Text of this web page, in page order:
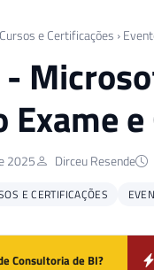
e Certificações ›
Exame
2025 Dirceu Resende
E CERTIFICAÇÕES
Consultoria de BI?